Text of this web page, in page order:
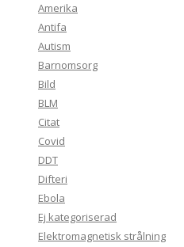
Amerika
Antifa
Autism
Barnomsorg
Bild
BLM
Citat
Covid
DDT
Difteri
Ebola
Ej kategoriserad
Elektromagnetisk strålning